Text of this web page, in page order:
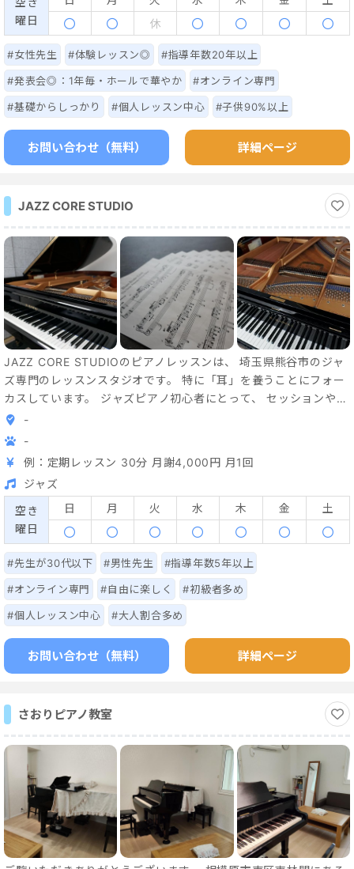
キーボードなどでも受講できますので、ぜひチャレンジして下さ
い。お子様から高齢者まで幅広く手がけております。鍵盤楽器だ
けでなく唱歌、歌謡曲指導もしています。イベント対応も可。１
ください。こちらから返信致します。メールアドレスは
vintage.spacefusion@gmail.comです
曜日
休
#女性先生 #体験レッスン◎ #指導年数20年以上
#発表会◎：1年毎・ホールで華やか #オンライン専門
#基礎からしっかり #個人レッスン中心 #子供90%以上
お問い合わせ（無料） 詳細ページ
JAZZ CORE STUDIO
JAZZ CORE STUDIOのピアノレッスンは、 埼玉県熊谷市のジャ
ズ専門のレッスンスタジオです。 特に「耳」を養うことにフォー
カスしています。 ジャズピアノ初心者にとって、 セッションやア
ドリブといった特有の文化は、 「憧れ」である一方、「壁」でも
あります。 「ジャズは、楽しい」と感じる体験を通して、 ​「壁」
す。 ​​​ ジャズピアノ教室には、 「クラシックを専門とする方が、
ジャズを少し教える」という形が多いですが、 JAZZ CORE
STUDIOでは、 ジャズの現場でしっかり経験を積み、 JAZZ誌に
て受賞歴のある講師が指導いたします。
-
-
例：定期レッスン 30分 月謝4,000円 月1回
ジャズ
空き
曜日
日 月 火 水 木 金 土
#先生が30代以下 #男性先生 #指導年数5年以上
#オンライン専門 #自由に楽しく #初級者多め
#個人レッスン中心 #大人割合多め
お問い合わせ（無料） 詳細ページ
さおりピアノ教室